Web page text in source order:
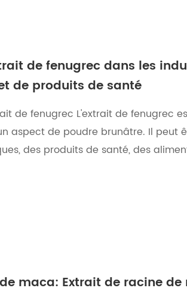
de fenugrec dans les
de produits de santé
de fenugrec L'extrait de fenugrec
aspect de poudre brunâtre. Il peut
des produits de santé, des
maca: Extrait de racine de